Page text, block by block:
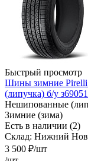
Быстрый просмотр
Шины зимние Pirelli
(липучка) б/у з69051
Нешипованные
Зимние (зима)
Есть в наличии (2)
Склад: Нижний
3 500 ₽/шт